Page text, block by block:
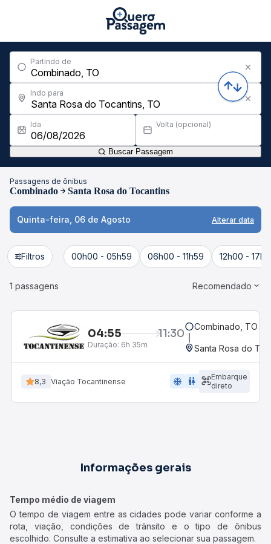
Partindo de
Indo para
Ida Volta (opcional)
Buscar Passagem
Passagens de ônibus
Combinado Santa Rosa do Tocantins
Quinta-feira, 06 de Agosto Alterar data
Filtros 00h00 - 05h59 06h00 - 11h59 12h00 -
1 passagens Recomendado
04:55 11:30
Duração: 6h 35m
Combinado, TO
Santa Rosa do
8,3 Viação Tocantinense ac_unit wc
Embarque
direto
Informações gerais
Tempo médio de viagem
O tempo de viagem entre as cidades pode variar conforme a
rota, viação, condições de trânsito e o tipo de ônibus
escolhido. Consulte a estimativa ao selecionar sua passagem.